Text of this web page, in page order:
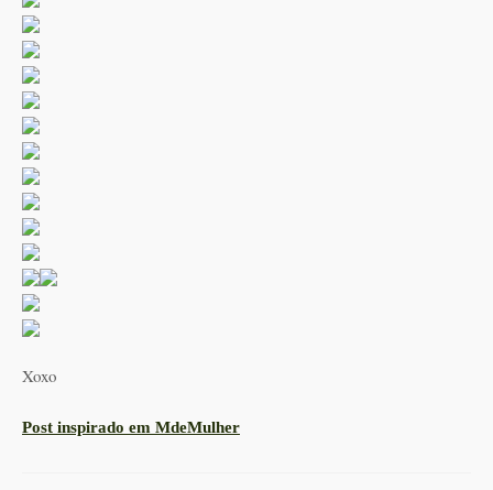
Xoxo
Post inspirado em MdeMulher